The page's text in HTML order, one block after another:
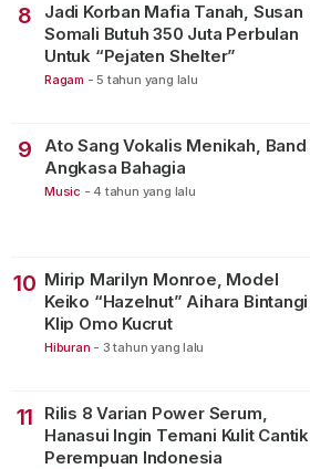
8
Jadi Korban Mafia Tanah, Susan
Somali Butuh 350 Juta Perbulan
Untuk “Pejaten Shelter”
Ragam - 5 tahun yang lalu
9
Ato Sang Vokalis Menikah, Band
Angkasa Bahagia
Music - 4 tahun yang lalu
10 Mirip Marilyn Monroe, Model
Keiko “Hazelnut” Aihara Bintangi
Klip Omo Kucrut
Hiburan - 3 tahun yang lalu
11
Rilis 8 Varian Power Serum,
Hanasui Ingin Temani Kulit Cantik
Perempuan Indonesia